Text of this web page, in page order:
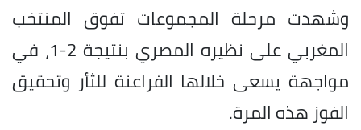
وشهدت مرحلة المجموعات تفوق المنتخب
المغربي على نظيره المصري بنتيجة 2-1، في
مواجهة يسعى خلالها الفراعنة للثأر وتحقيق
الفوز هذه المرة.